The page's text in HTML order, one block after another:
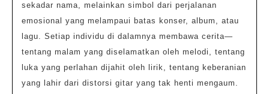
sekadar nama, melainkan simbol dari perjalanan
emosional yang melampaui batas konser, album, atau
lagu. Setiap individu di dalamnya membawa cerita—
tentang malam yang diselamatkan oleh melodi, tentang
luka yang perlahan dijahit oleh lirik, tentang keberanian
yang lahir dari distorsi gitar yang tak henti mengaum.